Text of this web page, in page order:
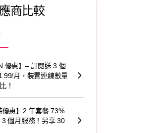
商比較
優惠】– 訂閱送 3 個
月，裝置連線數量
！
優惠】2 年套餐 73%
個月服務！另享 30